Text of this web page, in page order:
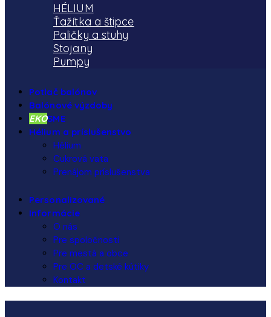
HÉLIUM
Ťažítka a štipce
Paličky a stuhy
Stojany
Pumpy
Potlač balónov
Balónové výzdoby
EKOSME
Hélium a príslušenstvo
Hélium
Cukrová vata
Prenájom príslušenstva
Personalizované
Informácie
O nás
Pre spoločnosti
Pre mestá a obce
Pre OC a detské kútiky
Kontakt